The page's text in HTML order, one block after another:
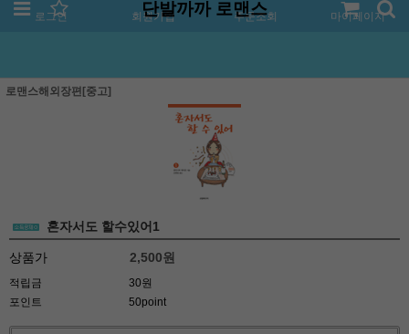
로그인 회원가입 주문조회 마이페이지
단발까까 로맨스
로맨스해외장편[중고]
혼자서도 할수있어1
상품가 2,500원
적립금
30원
포인트
50point